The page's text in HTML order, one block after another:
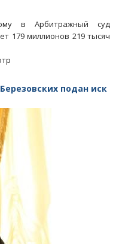
в Арбитражный суд
179 миллионов 219 тысяч
подан иск